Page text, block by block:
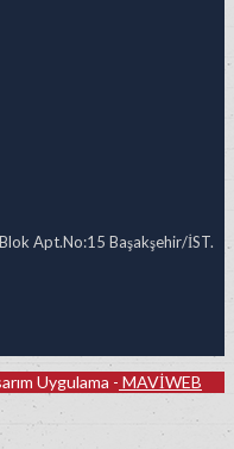
Apt.No:15 Başakşehir/İST.
Uygulama - MAVİWEB